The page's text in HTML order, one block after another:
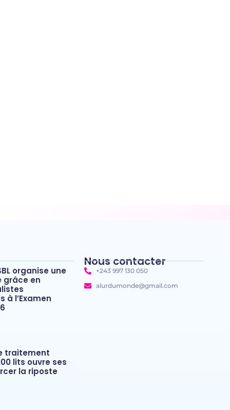
organise une
grâce en
à l’Examen
traitement
lits ouvre ses
la riposte
Nous contacter
+243 997 130 050
alurdumonde@gmail.com